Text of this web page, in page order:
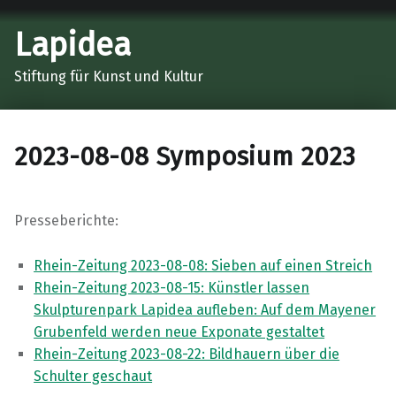
Lapidea
Stiftung für Kunst und Kultur
2023-08-08 Symposium 2023
Presseberichte:
Rhein-Zeitung 2023-08-08: Sieben auf einen Streich
Rhein-Zeitung 2023-08-15: Künstler lassen
Skulpturenpark Lapidea aufleben: Auf dem Mayener
Grubenfeld werden neue Exponate gestaltet
Rhein-Zeitung 2023-08-22: Bildhauern über die
Schulter geschaut